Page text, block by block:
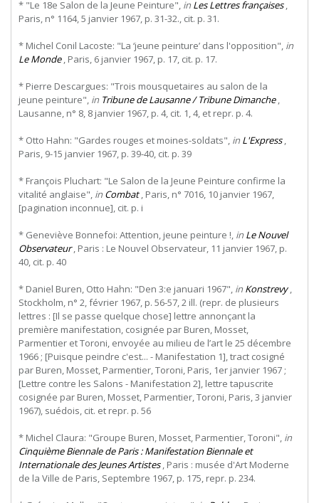
* "Le 18e Salon de la Jeune Peinture", in Les Lettres françaises,
Paris, n° 1164, 5 janvier 1967, p. 31-32., cit. p. 31.
* Michel Conil Lacoste: "La ‘jeune peinture’ dans l'opposition", in
Le Monde, Paris, 6 janvier 1967, p. 17, cit. p. 17.
* Pierre Descargues: "Trois mousquetaires au salon de la
jeune peinture", in Tribune de Lausanne / Tribune Dimanche,
Lausanne, n° 8, 8 janvier 1967, p. 4, cit. 1, 4, et repr. p. 4.
* Otto Hahn: "Gardes rouges et moines-soldats", in L'Express,
Paris, 9-15 janvier 1967, p. 39-40, cit. p. 39
* François Pluchart: "Le Salon de la Jeune Peinture confirme la
vitalité anglaise", in Combat, Paris, n° 7016, 10 janvier 1967,
[pagination inconnue], cit. p. i
* Geneviève Bonnefoi: Attention, jeune peinture !, in Le Nouvel
Observateur, Paris : Le Nouvel Observateur, 11 janvier 1967, p.
40, cit. p. 40
* Daniel Buren, Otto Hahn: "Den 3:e januari 1967", in Konstrevy,
Stockholm, n° 2, février 1967, p. 56-57, 2 ill. (repr. de plusieurs
lettres : [Il se passe quelque chose] lettre annonçant la
première manifestation, cosignée par Buren, Mosset,
Parmentier et Toroni, envoyée au milieu de l’art le 25 décembre
1966 ; [Puisque peindre c'est... - Manifestation 1], tract cosigné
par Buren, Mosset, Parmentier, Toroni, Paris, 1er janvier 1967 ;
[Lettre contre les Salons - Manifestation 2], lettre tapuscrite
cosignée par Buren, Mosset, Parmentier, Toroni, Paris, 3 janvier
1967), suédois, cit. et repr. p. 56
* Michel Claura: "Groupe Buren, Mosset, Parmentier, Toroni", in
Cinquième Biennale de Paris : Manifestation Biennale et
Internationale des Jeunes Artistes, Paris : musée d'Art Moderne
de la Ville de Paris, Septembre 1967, p. 175, repr. p. 234.